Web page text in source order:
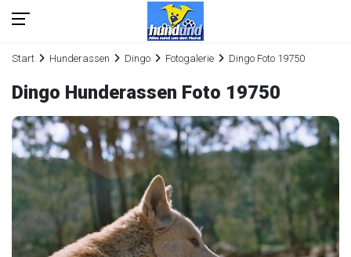
Start Hunderassen Dingo Fotogalerie Dingo Foto 19750
Dingo Hunderassen Foto 19750